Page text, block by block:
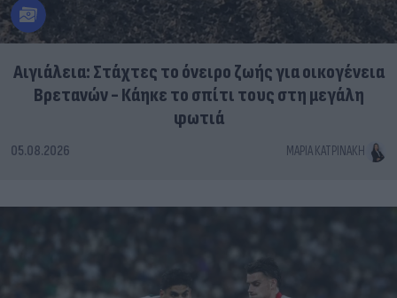
Αιγιάλεια: Στάχτες το όνειρο ζωής για οικογένεια
Βρετανών - Κάηκε το σπίτι τους στη μεγάλη
φωτιά
05.08.2026 ΜΑΡΊΑ ΚΑΤΡΙΝΆΚΗ